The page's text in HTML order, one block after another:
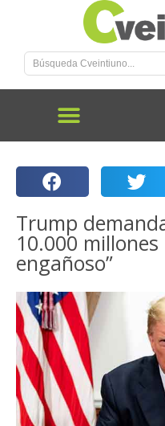
Trump
10.000
engañoso”